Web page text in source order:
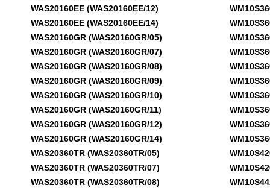
WAS20160EE (WAS20160EE/12)
WAS20160EE (WAS20160EE/14)
WAS20160GR (WAS20160GR/05)
WAS20160GR (WAS20160GR/07)
WAS20160GR (WAS20160GR/08)
WAS20160GR (WAS20160GR/09)
WAS20160GR (WAS20160GR/10)
WAS20160GR (WAS20160GR/11)
WAS20160GR (WAS20160GR/12)
WAS20160GR (WAS20160GR/14)
WAS20360TR (WAS20360TR/05)
WAS20360TR (WAS20360TR/07)
WAS20360TR (WAS20360TR/08)